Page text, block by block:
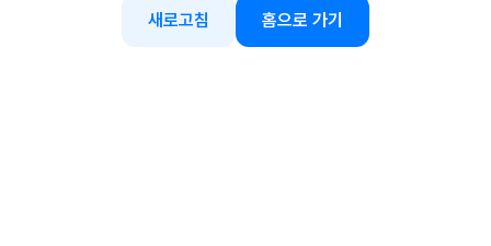
새로고침 홈으로 가기